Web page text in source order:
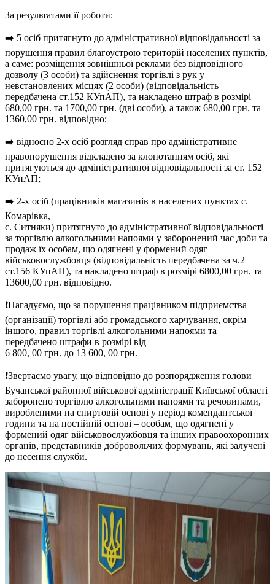
За результатами її роботи:
➡️ 5 осіб притягнуто до адміністративної відповідальності за
порушення правил благоустрою територій населених пунктів,
а саме: розміщення зовнішньої реклами без відповідного
дозволу (3 особи) та здійснення торгівлі з рук у
невстановлених місцях (2 особи) (відповідальність
передбачена ст.152 КУпАП), та накладено штраф в розмірі
680,00 грн. та 1700,00 грн. (дві особи), а також 680,00 грн. та
1360,00 грн. відповідно;
➡️ відносно 2-х осіб розгляд справ про адміністративне
правопорушення відкладено за клопотанням осіб, які
притягуються до адміністративної відповідальності за ст. 152
КУпАП;
➡️ 2-х осіб (працівників магазинів в населених пунктах с.
Комарівка,
с. Ситняки) притягнуто до адміністративної відповідальності
за торгівлю алкогольними напоями у заборонений час доби та
продаж їх особам, що одягнені у формений одяг
військовослужбовця (відповідальність передбачена за ч.2
ст.156 КУпАП), та накладено штраф в розмірі 6800,00 грн. та
13600,00 грн. відповідно.
❗️Нагадуємо, що за порушення працівником підприємства
(організації) торгівлі або громадського харчування, окрім
іншого, правил торгівлі алкогольними напоями та
передбачено штрафи в розмірі від
6 800, 00 грн. до 13 600, 00 грн.
❗️Звертаємо увагу, що відповідно до розпорядження голови
Бучанської районної військової адміністрації Київської області
заборонено торгівлю алкогольними напоями та речовинами,
виробленими на спиртовій основі у період комендантської
години та на постійній основі – особам, що одягнені у
формений одяг військовослужбовця та інших правоохоронних
органів, представників добровольчих формувань, які залучені
до несення служби.